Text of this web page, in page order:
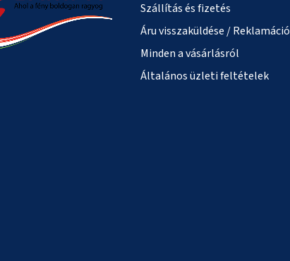
Szállítás és fizetés
Áru visszaküldése / Reklamáció
Minden a vásárlásról
Általános üzleti feltételek